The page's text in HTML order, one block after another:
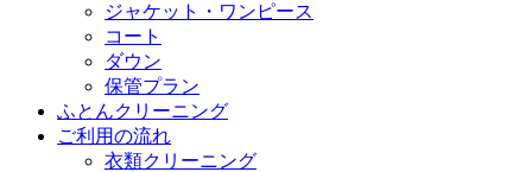
ジャケット・ワンピース
コート
ダウン
保管プラン
ふとんクリーニング
ご利用の流れ
衣類クリーニング